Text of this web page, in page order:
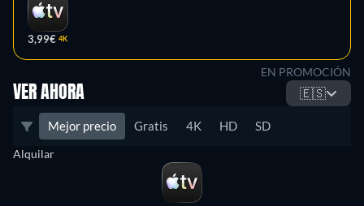
3,99€ 4K
EN PROMOCIÓN
VER AHORA 🇪🇸
Mejor precio Gratis 4K HD SD
Alquilar